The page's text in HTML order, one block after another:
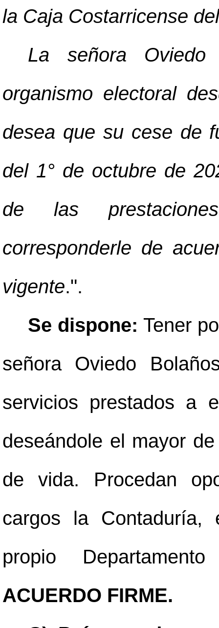
la Caja Costarricense
La señora
organismo electoral
desea que su cese de
del 1° de octubre de
de las
corresponderle de
vigente.".
Se dispone:Tener
señora Oviedo
servicios prestados a
deseándole el mayor
de vida. Procedan
cargos la
propio
ACUERDO FIRME.